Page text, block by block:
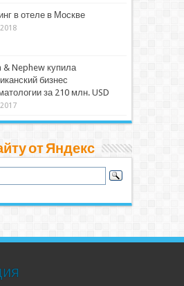
в отеле в Москве
& Nephew купила
бизнес
за 210 млн. USD
от Яндекс